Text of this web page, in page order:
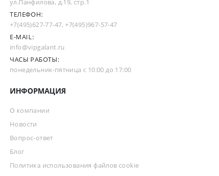
ул.Панфилова, д.19, стр.1
ТЕЛЕФОН:
+7(495)627-77-47,+7(495)967-57-47
E-MAIL:
info@vipgalant.ru
ЧАСЫ РАБОТЫ:
понедельник-пятница с 10:00 до 17:00
ИНФОРМАЦИЯ
О компании
Новости
Вопрос-ответ
Блог
Политика использования файлов cookie